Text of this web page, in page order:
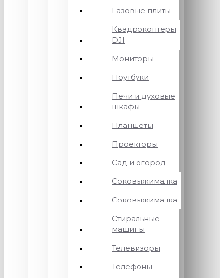
Газовые плиты
Квадрокоптеры
DJI
Мониторы
Ноутбуки
Печи и духовые
шкафы
Планшеты
Проекторы
Сад и огород
Соковыжималка
Соковыжималка
Стиральные
машины
Телевизоры
Телефоны